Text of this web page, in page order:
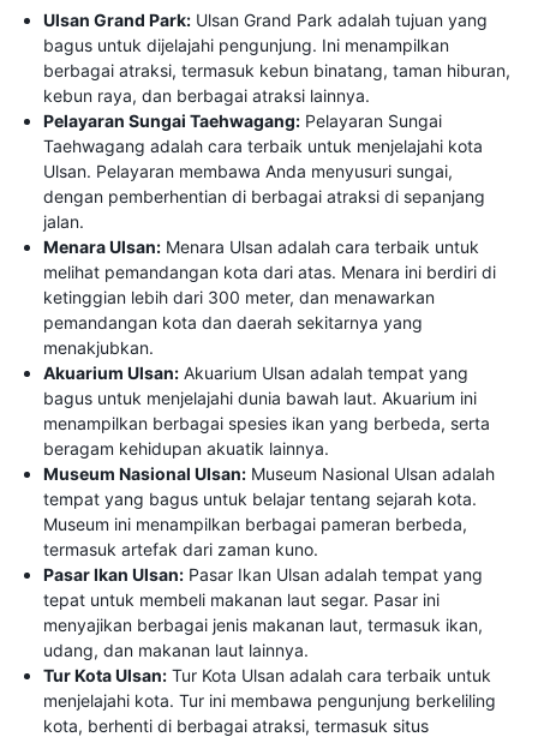
Ulsan Grand Park: Ulsan Grand Park adalah tujuan yang
bagus untuk dijelajahi pengunjung. Ini menampilkan
berbagai atraksi, termasuk kebun binatang, taman hiburan,
kebun raya, dan berbagai atraksi lainnya.
Pelayaran Sungai Taehwagang: Pelayaran Sungai
Taehwagang adalah cara terbaik untuk menjelajahi kota
Ulsan. Pelayaran membawa Anda menyusuri sungai,
dengan pemberhentian di berbagai atraksi di sepanjang
jalan.
Menara Ulsan: Menara Ulsan adalah cara terbaik untuk
melihat pemandangan kota dari atas. Menara ini berdiri di
ketinggian lebih dari 300 meter, dan menawarkan
pemandangan kota dan daerah sekitarnya yang
menakjubkan.
Akuarium Ulsan: Akuarium Ulsan adalah tempat yang
bagus untuk menjelajahi dunia bawah laut. Akuarium ini
menampilkan berbagai spesies ikan yang berbeda, serta
beragam kehidupan akuatik lainnya.
Museum Nasional Ulsan: Museum Nasional Ulsan adalah
tempat yang bagus untuk belajar tentang sejarah kota.
Museum ini menampilkan berbagai pameran berbeda,
termasuk artefak dari zaman kuno.
Pasar Ikan Ulsan: Pasar Ikan Ulsan adalah tempat yang
tepat untuk membeli makanan laut segar. Pasar ini
menyajikan berbagai jenis makanan laut, termasuk ikan,
udang, dan makanan laut lainnya.
Tur Kota Ulsan: Tur Kota Ulsan adalah cara terbaik untuk
menjelajahi kota. Tur ini membawa pengunjung berkeliling
kota, berhenti di berbagai atraksi, termasuk situs